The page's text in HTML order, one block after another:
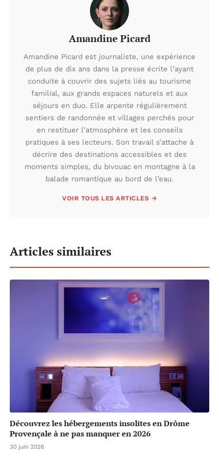
Amandine Picard
Amandine Picard est journaliste, une expérience
de plus de dix ans dans la presse écrite l’ayant
conduite à couvrir des sujets liés au tourisme
familial, aux grands espaces naturels et aux
séjours en duo. Elle arpente régulièrement
sentiers de randonnée et villages perchés pour
en restituer l’atmosphère et les conseils
pratiques à ses lecteurs. Son travail s’attache à
décrire des destinations accessibles et des
moments simples, du bivouac en montagne à la
balade romantique au bord de l’eau.
VOIR TOUS LES ARTICLES →
Articles similaires
Découvrez les hébergements insolites en Drôme
Provençale à ne pas manquer en 2026
30 juin 2026